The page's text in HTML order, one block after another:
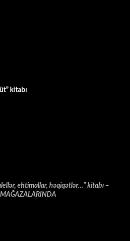
kitabı
ehtimallar, həqiqətlər…” kitabı –